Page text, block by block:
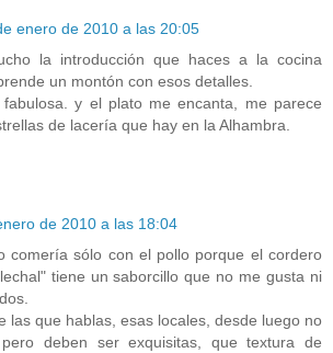
enero de 2010 a las 20:05
la introducción que haces a la cocina
un montón con esos detalles.
y el plato me encanta, me parece
de lacería que hay en la Alhambra.
de 2010 a las 18:04
comería sólo con el pollo porque el cordero
tiene un saborcillo que no me gusta ni
las que hablas, esas locales, desde luego no
deben ser exquisitas, que textura de